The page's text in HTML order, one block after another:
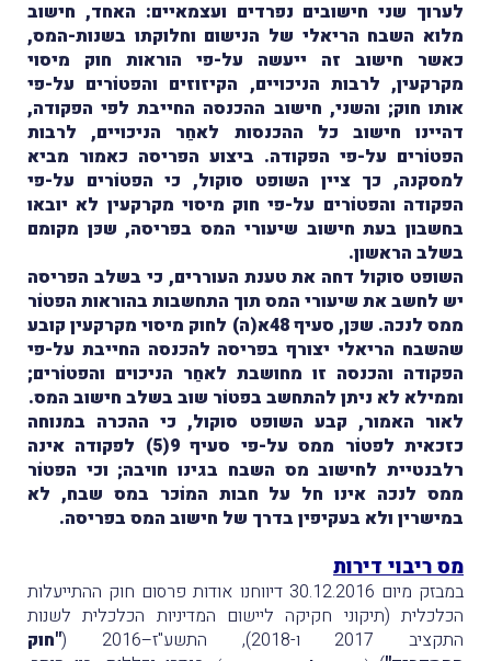
לערוך שני חישובים נפרדים ועצמאיים: האחד, חישוב
מלוא השבח הריאלי של הנישום וחלוקתו בשנות-המס,
כאשר חישוב זה ייעשה על-פי הוראות חוק מיסוי
מקרקעין, לרבות הניכויים, הקיזוזים והפטוֹרים על-פי
אותו חוק; והשני, חישוב ההכנסה החייבת לפי הפקודה,
דהיינו חישוב כל ההכנסות לאחַר הניכויים, לרבות
הפטוֹרים על-פי הפקודה. ביצוע הפריסה כאמור מביא
למסקנה, כך ציין השופט סוקול, כי הפטוֹרים על-פי
הפקודה והפטוֹרים על-פי חוק מיסוי מקרקעין לא יובאו
בחשבון בעת חישוב שיעורי המס בפריסה, שכּן מקומם
בשלב הראשון.
השופט סוקול דחה את טענת העוררים, כי בשלב הפריסה
יש לחשב את שיעורי המס תוך התחשבות בהוראות הפטוֹר
ממס לנכה. שכּן, סעיף 48א(ה) לחוק מיסוי מקרקעין קובע
שהשבח הריאלי יצורף בפריסה להכנסה החייבת על-פי
הפקודה והכנסה זו מחושבת לאחַר הניכוים והפטוֹרים;
וממילא לא ניתן להתחשב בפטוֹר שוב בשלב חישוב המס.
לאור האמור, קבע השופט סוקול, כי ההכרה במנוחה
כזכאית לפטוֹר ממס על-פי סעיף 9(5) לפקודה אינה
רלבנטיית לחישוב מס השבח בגינו חויבה; וכי הפטוֹר
ממס לנכה אינו חל על חבות המוֹכר במס שבח, לא
במישרין ולא בעקיפין בדרך של חישוב המס בפריסה.
מס ריבוי דירות
במבזק מיום 30.12.2016 דיווחנו אודות פרסום חוק ההתייעלות
הכלכלית (תיקוני חקיקה ליישום המדיניות הכלכלית לשנות
התקציב 2017 ו-2018), התשע"ז–2016 (
"חוק